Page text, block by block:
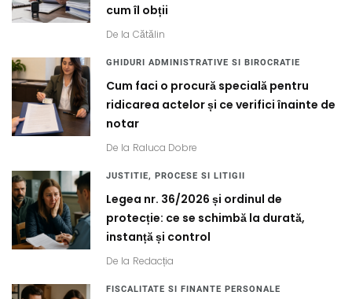
cum îl obții
De la Cătălin
GHIDURI ADMINISTRATIVE SI BIROCRATIE
Cum faci o procură specială pentru
ridicarea actelor și ce verifici înainte de
notar
De la Raluca Dobre
JUSTITIE, PROCESE SI LITIGII
Legea nr. 36/2026 și ordinul de
protecție: ce se schimbă la durată,
instanță și control
De la Redacția
FISCALITATE SI FINANTE PERSONALE